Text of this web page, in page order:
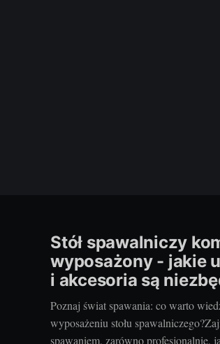
Stół spawalniczy
wyposażony - jakie
i akcesoria są
Poznaj świat spawania: co warto
wyposażeniu stołu
spawaniem, zarówno profesjonalnie,